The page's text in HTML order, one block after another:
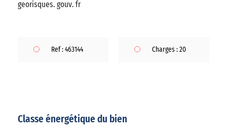
georisques. gouv. fr
Ref : 463144 Charges : 20
Classe énergétique du bien